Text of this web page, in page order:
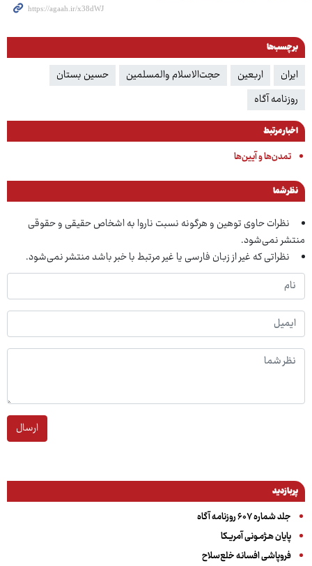
برچسب‌ها
ایران اربعین حجت‌الاسلام والمسلمین
حسین بستان
روزنامه آگاه
اخبار مرتبط
تمدن‌ها و آیین‌ها
نظر شما
نظرات حاوی توهین و هرگونه نسبت ناروا به اشخاص حقیقی و حقوقی
منتشر نمی‌شود.
نظراتی که غیر از زبان فارسی یا غیر مرتبط با خبر باشد منتشر نمی‌شود.
ارسال
پربازدید
جلد شماره ۶۰۷ روزنامه آگاه
پایان هـژمـونی آمریـکا
فروپاشی افسانه خلع‌سلاح